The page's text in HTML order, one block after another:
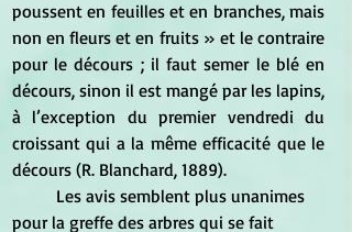
poussent en feuilles et en branches, mais
non en fleurs et en fruits » et le contraire
pour le décours ; il faut semer le blé en
décours, sinon il est mangé par les lapins,
à l’exception du premier vendredi du
croissant qui a la même efficacité que le
décours (R. Blanchard, 1889).
pour la greffe des arbres qui se fait